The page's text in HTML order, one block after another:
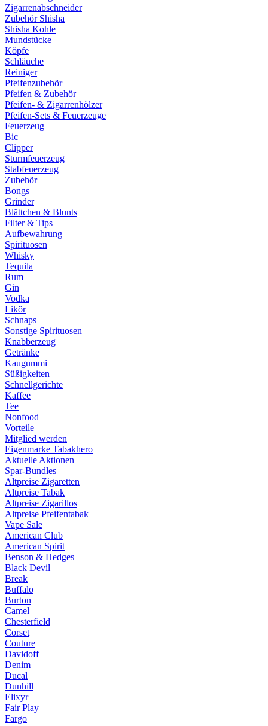
Zigarrenabschneider
Zubehör Shisha
Shisha Kohle
Mundstücke
Köpfe
Schläuche
Reiniger
Pfeifenzubehör
Pfeifen & Zubehör
Pfeifen- & Zigarrenhölzer
Pfeifen-Sets & Feuerzeuge
Feuerzeug
Bic
Clipper
Sturmfeuerzeug
Stabfeuerzeug
Zubehör
Bongs
Grinder
Blättchen & Blunts
Filter & Tips
Aufbewahrung
Spirituosen
Whisky
Tequila
Rum
Gin
Vodka
Likör
Schnaps
Sonstige Spirituosen
Knabberzeug
Getränke
Kaugummi
Süßigkeiten
Schnellgerichte
Kaffee
Tee
Nonfood
Vorteile
Mitglied werden
Eigenmarke Tabakhero
Aktuelle Aktionen
Spar-Bundles
Altpreise Zigaretten
Altpreise Tabak
Altpreise Zigarillos
Altpreise Pfeifentabak
Vape Sale
American Club
American Spirit
Benson & Hedges
Black Devil
Break
Buffalo
Burton
Camel
Chesterfield
Corset
Couture
Davidoff
Denim
Ducal
Dunhill
Elixyr
Fair Play
Fargo